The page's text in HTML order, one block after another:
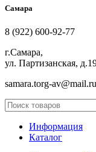
Самара
8 (922) 600-92-77
г.Самара,
ул. Партизанская,
samara.torg-av@mail.ru
Информация
Каталог